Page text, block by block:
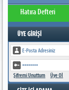
Hatıra Defteri
Şifremi Unuttum Üye Ol